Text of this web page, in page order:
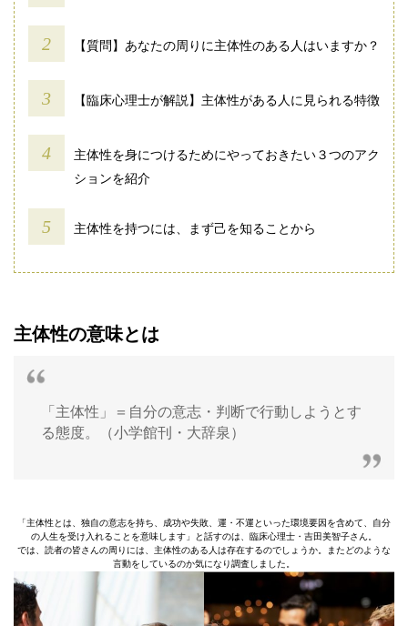
【質問】あなたの周りに主体性のある人はいますか？
【臨床心理士が解説】主体性がある人に見られる特徴
主体性を身につけるためにやっておきたい３つのアク
ションを紹介
主体性を持つには、まず己を知ることから
主体性の意味とは
「主体性」＝自分の意志・判断で行動しようとす
る態度。（小学館刊・大辞泉）
「主体性とは、独自の意志を持ち、成功や失敗、運・不運といった環境要因を含めて、自分
の人生を受け入れることを意味します」と話すのは、臨床心理士・吉田美智子さん。
では、読者の皆さんの周りには、主体性のある人は存在するのでしょうか。またどのような
言動をしているのか気になり調査しました。